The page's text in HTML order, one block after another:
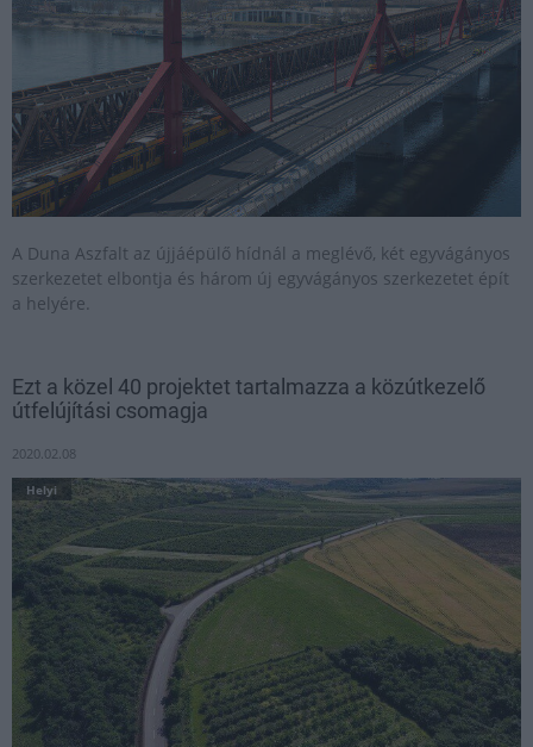
A Duna Aszfalt az újjáépülő hídnál a meglévő, két egyvágányos
szerkezetet elbontja és három új egyvágányos szerkezetet épít
a helyére.
Ezt a közel 40 projektet tartalmazza a közútkezelő
útfelújítási csomagja
2020.02.08
Helyi